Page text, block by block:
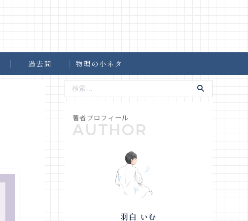
過去問 物理の小ネタ
羽白 いむ